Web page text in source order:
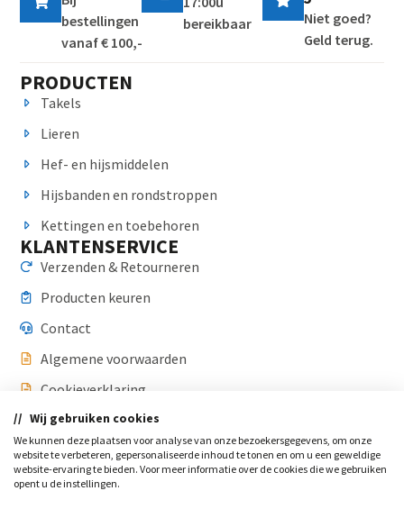
bestellingen
vanaf € 100,-
bereikbaar
Niet goed?
Geld terug.
PRODUCTEN
Takels
Lieren
Hef- en hijsmiddelen
Hijsbanden en rondstroppen
Kettingen en toebehoren
KLANTENSERVICE
Verzenden & Retourneren
Producten keuren
Contact
Algemene voorwaarden
Cookieverklaring
Privacyverklaring
CONTACT
0174 700 244
info@hijsfijn.nl
Wij gebruiken cookies
We kunnen deze plaatsen voor analyse van onze bezoekersgegevens, om onze
website te verbeteren, gepersonaliseerde inhoud te tonen en om u een geweldige
website-ervaring te bieden. Voor meer informatie over de cookies die we gebruiken
opent u de instellingen.